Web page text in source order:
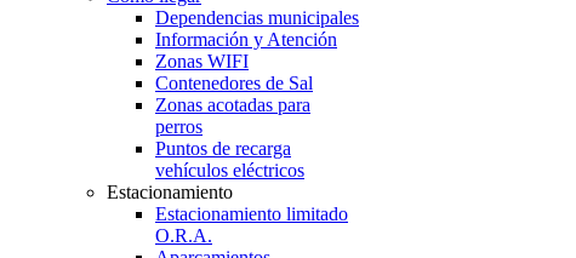
Dependencias municipales
Información y Atención
Zonas WIFI
Contenedores de Sal
Zonas acotadas para
perros
Puntos de recarga
vehículos eléctricos
Estacionamiento
Estacionamiento limitado
O.R.A.